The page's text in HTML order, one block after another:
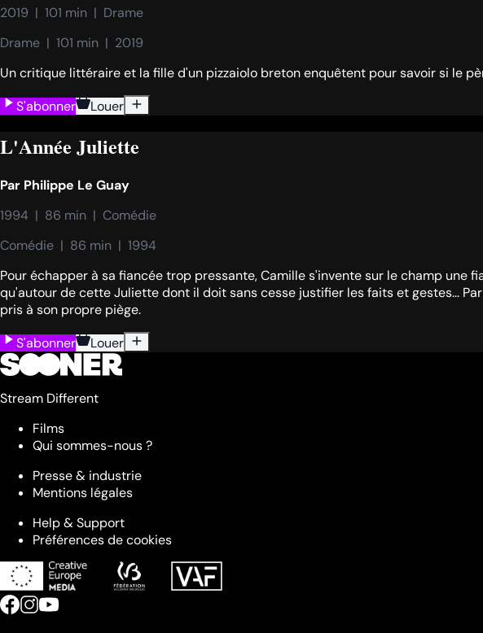
2019  |  101 min  |  Drame
Drame  |  101 min  |  2019
Un critique littéraire et la fille d'un pizzaiolo breton enquêtent pour savoir si le
S'abonner
Louer
L'Année Juliette
Par Philippe Le Guay
1994  |  86 min  |  Comédie
Comédie  |  86 min  |  1994
Pour échapper à sa fiancée trop pressante, Camille s'invente sur le champ une
qu'autour de cette Juliette dont il doit sans cesse justifier les faits et gestes...
pris à son propre piège.
S'abonner
Louer
Stream Different
Films
Qui sommes-nous ?
Presse & industrie
Mentions légales
Help & Support
Préférences de cookies